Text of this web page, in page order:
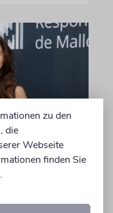
zu den
die
Webseite
finden Sie
.